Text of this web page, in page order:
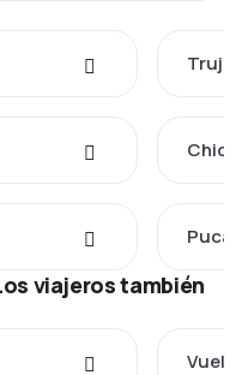
viajeros también